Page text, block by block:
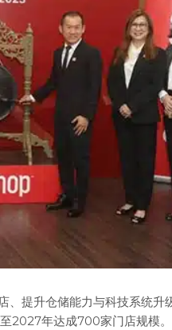
提升仓储能力与科技系统升
2027年达成700家门店规模。